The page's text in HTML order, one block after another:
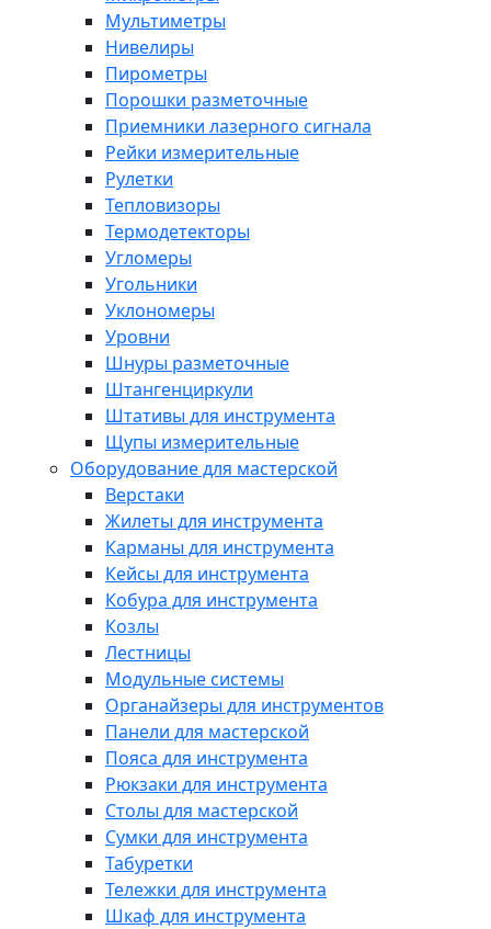
Мультиметры
Нивелиры
Пирометры
Порошки разметочные
Приемники лазерного сигнала
Рейки измерительные
Рулетки
Тепловизоры
Термодетекторы
Угломеры
Угольники
Уклономеры
Уровни
Шнуры разметочные
Штангенциркули
Штативы для инструмента
Щупы измерительные
Оборудование для мастерской
Верстаки
Жилеты для инструмента
Карманы для инструмента
Кейсы для инструмента
Кобура для инструмента
Козлы
Лестницы
Модульные системы
Органайзеры для инструментов
Панели для мастерской
Пояса для инструмента
Рюкзаки для инструмента
Столы для мастерской
Сумки для инструмента
Табуретки
Тележки для инструмента
Шкаф для инструмента